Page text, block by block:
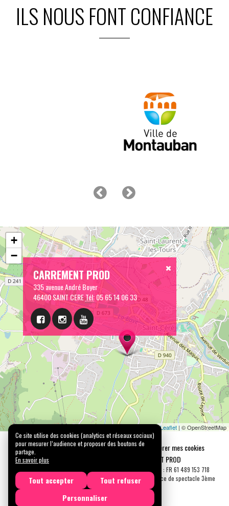
ILS NOUS FONT CONFIANCE
CARREMENT PROD
335 avenue André Boyer
46400 SAINT CERETél:05 65 14 06 33
+
−
Leaflet | © OpenStreetMap
Mentions légales Confidentialité
Gérer mes cookies
Tous droits réservés © 2026 |
CARREMENT PROD
N° SIRET : 489 153 718 00031 - APE : 9001 Z - N° TVA Int. : FR 61 489 153 718
Licence de spectacle 2ème catégorie N°2-1048153 - Licence de spectacle 3ème
catégorie N°3-1048152
Ce site utilise des cookies (analytics et réseaux sociaux)
pour mesurer l’audience et proposer des boutons de
partage.
En savoir plus
Tout accepter
Tout refuser
Personnaliser